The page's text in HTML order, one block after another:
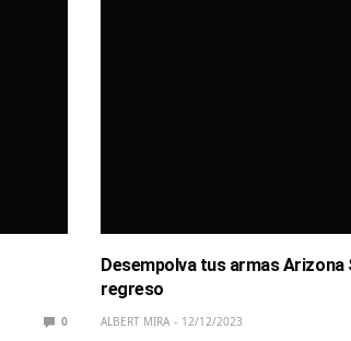
0
Desempolva tus armas Arizona
regreso
ALBERT MIRA 12/12/2023